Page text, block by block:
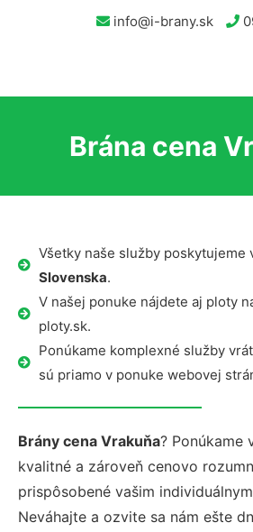
info@i-brany.sk
Brána cena
Všetky naše služby poskytujeme
Slovenska.
V našej ponuke nájdete aj ploty
ploty.sk.
Ponúkame komplexné služby
sú priamo v ponuke webovej
Brány cena Vrakuňa? Ponúkame
kvalitné a zároveň cenovo
prispôsobené vašim
Neváhajte a ozvite sa nám ešte